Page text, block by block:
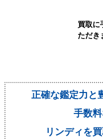
油汚れが付きやすい素
綺麗な布でふき取って
ができます
エナメル製品はそもそ
保管方法を誤ると黄ば
買取に
ただき
正確な鑑定力と
手数
リンディを